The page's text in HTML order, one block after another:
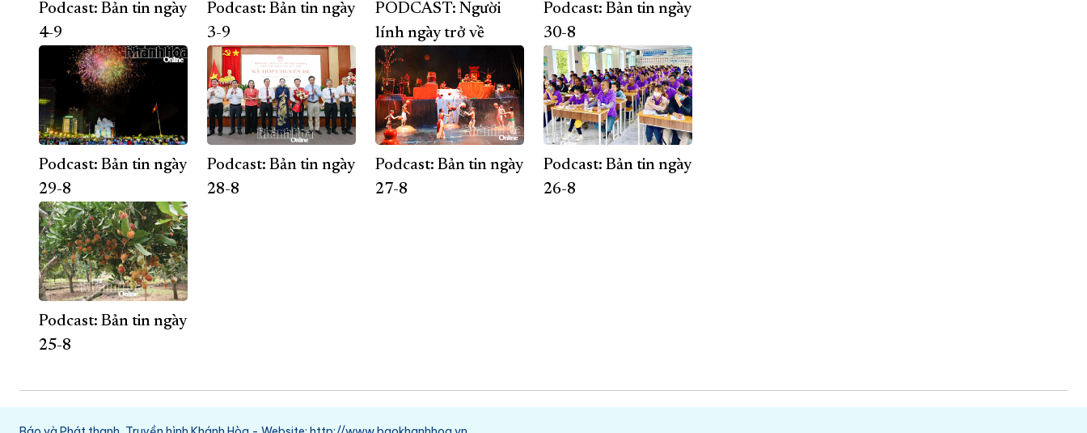
Podcast: Bản tin ngày
4-9
Podcast: Bản tin ngày
3-9
PODCAST: Người
lính ngày trở về
Podcast: Bản tin ngày
30-8
Podcast: Bản tin ngày
29-8
Podcast: Bản tin ngày
28-8
Podcast: Bản tin ngày
27-8
Podcast: Bản tin ngày
26-8
Podcast: Bản tin ngày
25-8